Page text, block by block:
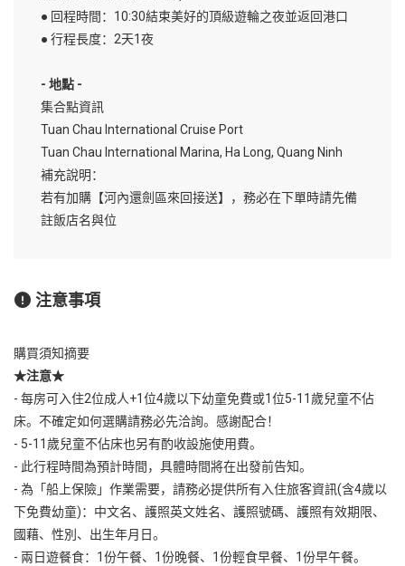
● 回程時間：10:30結束美好的頂級遊輪之夜並返回港口
● 行程長度：2天1夜
- 地點 -
集合點資訊
Tuan Chau International Cruise Port
Tuan Chau International Marina, Ha Long, Quang Ninh
補充說明：
若有加購【河內還劍區來回接送】，務必在下單時請先備
註飯店名與位
注意事項
購買須知摘要
★注意★
- 每房可入住2位成人+1位4歲以下幼童免費或1位5-11歲兒童不佔
床。不確定如何選購請務必先洽詢。感謝配合！
- 5-11歲兒童不佔床也另有酌收設施使用費。
- 此行程時間為預計時間，具體時間將在出發前告知。
- 為「船上保險」作業需要，請務必提供所有入住旅客資訊(含4歲以
下免費幼童)：中文名、護照英文姓名、護照號碼、護照有效期限、
國藉、性別、出生年月日。
- 兩日遊餐食：1份午餐、1份晚餐、1份輕食早餐、1份早午餐。